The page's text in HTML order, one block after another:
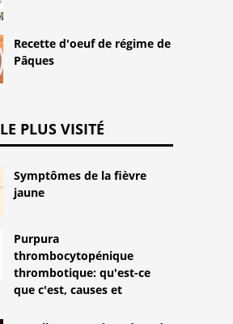
Recette d'oeuf de régime de
Pâques
LE PLUS VISITÉ
Symptômes de la fièvre
jaune
Purpura
thrombocytopénique
thrombotique: qu'est-ce
que c'est, causes et